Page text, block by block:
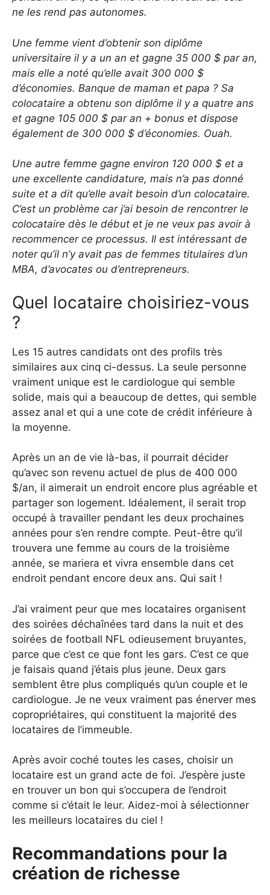
ne les rend pas autonomes.
Une femme vient d’obtenir son diplôme
universitaire il y a un an et gagne 35 000 $ par an,
mais elle a noté qu’elle avait 300 000 $
d’économies. Banque de maman et papa ? Sa
colocataire a obtenu son diplôme il y a quatre ans
et gagne 105 000 $ par an + bonus et dispose
également de 300 000 $ d’économies. Ouah.
Une autre femme gagne environ 120 000 $ et a
une excellente candidature, mais n’a pas donné
suite et a dit qu’elle avait besoin d’un colocataire.
C’est un problème car j’ai besoin de rencontrer le
colocataire dès le début et je ne veux pas avoir à
recommencer ce processus. Il est intéressant de
noter qu’il n’y avait pas de femmes titulaires d’un
MBA, d’avocates ou d’entrepreneurs.
Quel locataire choisiriez-vous
?
Les 15 autres candidats ont des profils très
similaires aux cinq ci-dessus. La seule personne
vraiment unique est le cardiologue qui semble
solide, mais qui a beaucoup de dettes, qui semble
assez anal et qui a une cote de crédit inférieure à
la moyenne.
Après un an de vie là-bas, il pourrait décider
qu’avec son revenu actuel de plus de 400 000
$/an, il aimerait un endroit encore plus agréable et
partager son logement. Idéalement, il serait trop
occupé à travailler pendant les deux prochaines
années pour s’en rendre compte. Peut-être qu’il
trouvera une femme au cours de la troisième
année, se mariera et vivra ensemble dans cet
endroit pendant encore deux ans. Qui sait !
J’ai vraiment peur que mes locataires organisent
des soirées déchaînées tard dans la nuit et des
soirées de football NFL odieusement bruyantes,
parce que c’est ce que font les gars. C’est ce que
je faisais quand j’étais plus jeune. Deux gars
semblent être plus compliqués qu’un couple et le
cardiologue. Je ne veux vraiment pas énerver mes
copropriétaires, qui constituent la majorité des
locataires de l’immeuble.
Après avoir coché toutes les cases, choisir un
locataire est un grand acte de foi. J’espère juste
en trouver un bon qui s’occupera de l’endroit
comme si c’était le leur. Aidez-moi à sélectionner
les meilleurs locataires du ciel !
Recommandations pour la
création de richesse